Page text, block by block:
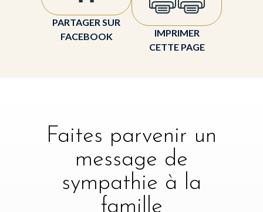
PARTAGER SUR
FACEBOOK
IMPRIMER
CETTE PAGE
Faites parvenir un
message de
sympathie à la
famille